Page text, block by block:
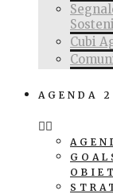
Cubi
AGENDA